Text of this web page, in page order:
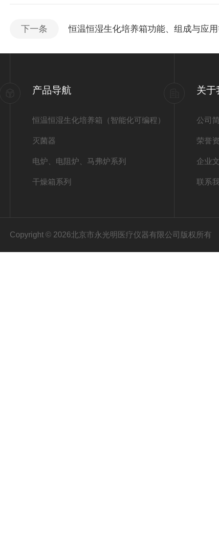
下一条 恒温恒湿生化培养箱功能、组成与应
产品导航
恒温恒湿生化培养箱（智能化可编程）
灭菌器
电炉、电阻炉、马弗炉系列
干燥箱系列
关于
公司
荣誉
企业
联系
Copyright © 2026北京市永光明医疗仪器有限公司版权所有